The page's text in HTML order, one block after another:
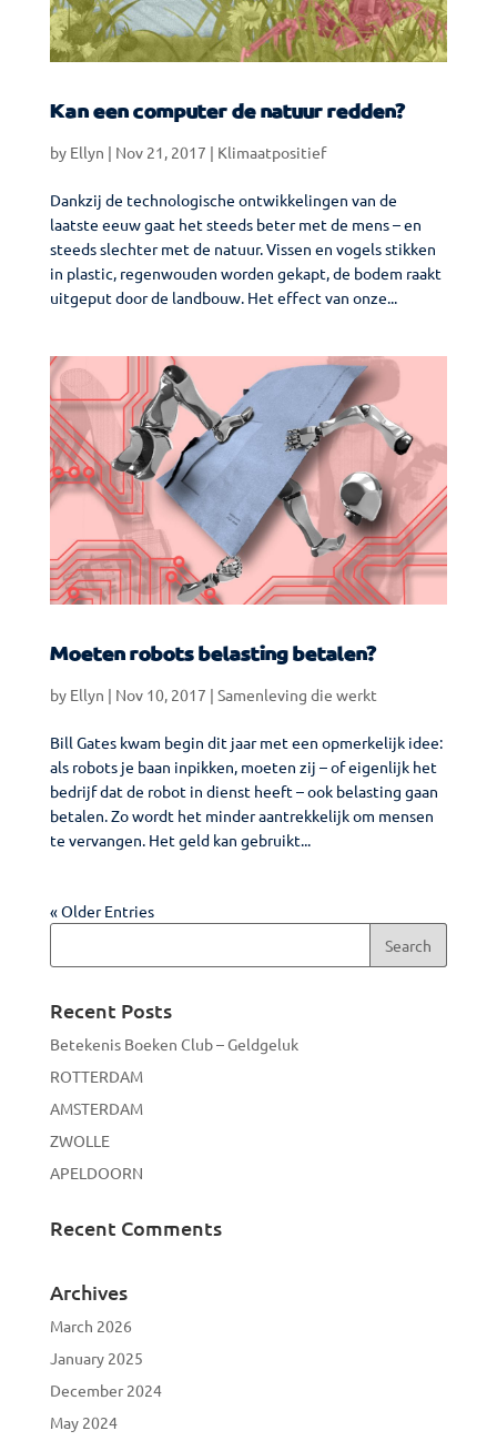
Kan een computer de natuur redden?
by Ellyn | Nov 21, 2017 | Klimaatpositief
Dankzij de technologische ontwikkelingen van de
laatste eeuw gaat het steeds beter met de mens – en
steeds slechter met de natuur. Vissen en vogels stikken
in plastic, regenwouden worden gekapt, de bodem raakt
uitgeput door de landbouw. Het effect van onze...
Moeten robots belasting betalen?
by Ellyn | Nov 10, 2017 | Samenleving die werkt
Bill Gates kwam begin dit jaar met een opmerkelijk idee:
als robots je baan inpikken, moeten zij – of eigenlijk het
bedrijf dat de robot in dienst heeft – ook belasting gaan
betalen. Zo wordt het minder aantrekkelijk om mensen
te vervangen. Het geld kan gebruikt...
« Older Entries
Recent Posts
Betekenis Boeken Club – Geldgeluk
ROTTERDAM
AMSTERDAM
ZWOLLE
APELDOORN
Recent Comments
Archives
March 2026
January 2025
December 2024
May 2024